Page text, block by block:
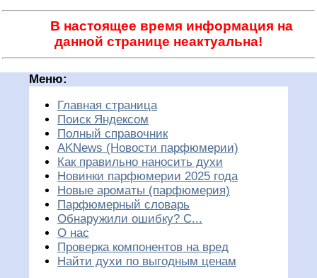
В настоящее время информация на
данной странице неактуальна!
Меню:
Главная страница
Поиск Яндексом
Полный справочник
AKNews (Новости парфюмерии)
Как правильно наносить духи
Новинки парфюмерии 2025 года
Новые ароматы (парфюмерия)
Парфюмерный словарь
Обнаружили ошибку? С...
О нас
Проверка компонентов на вред
Найти духи по выгодным ценам